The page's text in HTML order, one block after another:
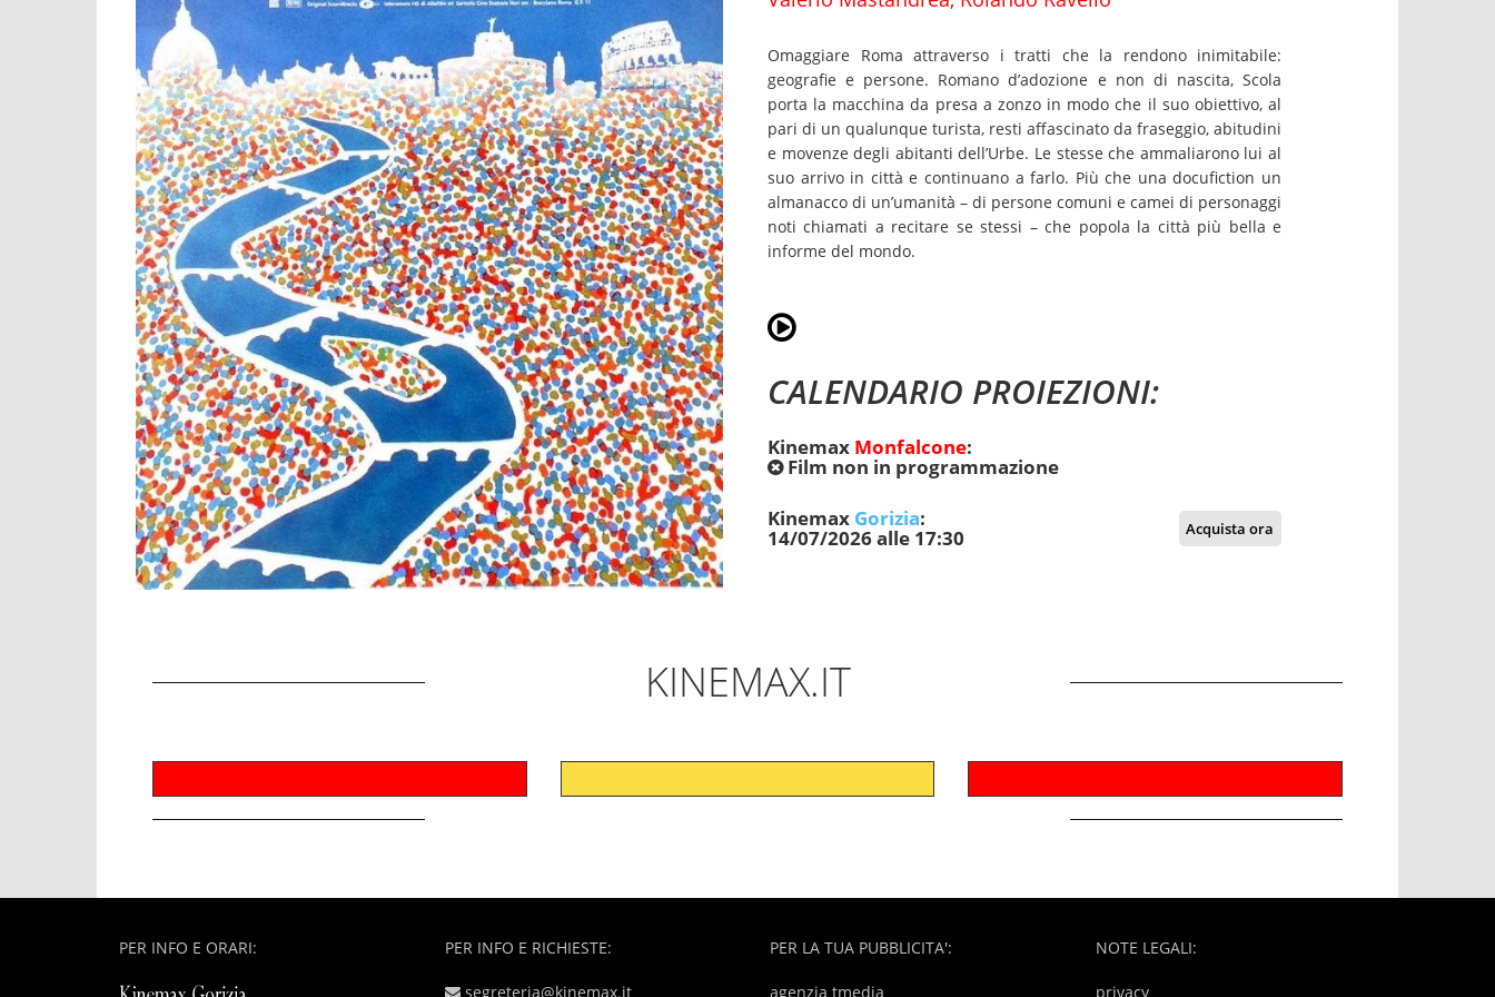
Omaggiare Roma attraverso i tratti che la rendono inimitabile:
geografie e persone. Romano d’adozione e non di nascita, Scola
porta la macchina da presa a zonzo in modo che il suo obiettivo, al
pari di un qualunque turista, resti affascinato da fraseggio, abitudini
e movenze degli abitanti dell’Urbe. Le stesse che ammaliarono lui al
suo arrivo in città e continuano a farlo. Più che una docufiction un
almanacco di un’umanità – di persone comuni e camei di personaggi
noti chiamati a recitare se stessi – che popola la città più bella e
informe del mondo.
CALENDARIO PROIEZIONI:
Kinemax Monfalcone:
Film non in programmazione
Kinemax Gorizia:
14/07/2026 alle 17:30 Acquista ora
KINEMAX.IT
PER INFO E ORARI: PER INFO E RICHIESTE:
segreteria@kinemax.it
PER LA TUA PUBBLICITA':
agenzia tmedia
NOTE LEGALI:
privacy